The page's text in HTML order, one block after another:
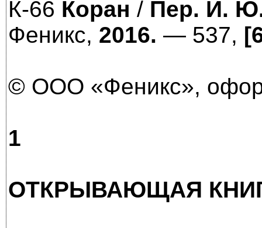
К-66 Коран / Пер. И.
Феникс, 2016. — 537,
© OOO «Феникс»,
1
ОТКРЫВАЮЩАЯ